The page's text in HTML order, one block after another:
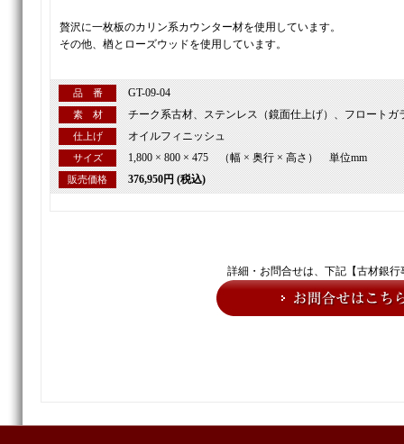
贅沢に一枚板のカリン系カウンター材を使用しています。
その他、楢とローズウッドを使用しています。
品 番 GT-09-04
素 材 チーク系古材、ステンレス（鏡面仕上げ）、フロートガ
仕上げ オイルフィニッシュ
サイズ 1,800 × 800 × 475 （幅 × 奥行 × 高さ） 単位mm
販売価格 376,950円 (税込)
詳細・お問合せは、下記【古材銀行